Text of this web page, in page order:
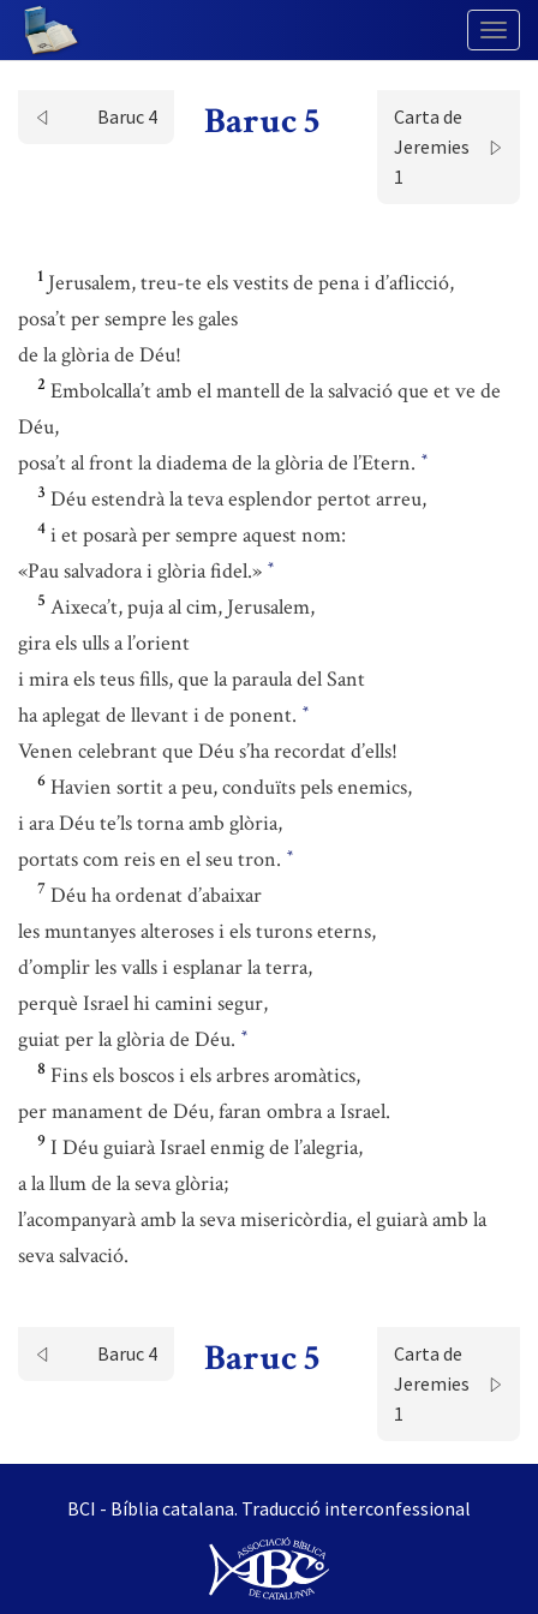
Baruc 4 Baruc 5
Carta de
Jeremies
1
1 Jerusalem, treu-te els vestits de pena i d’aflicció,
posa’t per sempre les gales
de la glòria de Déu!
2 Embolcalla’t amb el mantell de la salvació que et ve de
Déu,
posa’t al front la diadema de la glòria de l’Etern. *
3 Déu estendrà la teva esplendor pertot arreu,
4 i et posarà per sempre aquest nom:
«Pau salvadora i glòria fidel.» *
5 Aixeca’t, puja al cim, Jerusalem,
gira els ulls a l’orient
i mira els teus fills, que la paraula del Sant
ha aplegat de llevant i de ponent. *
Venen celebrant que Déu s’ha recordat d’ells!
6 Havien sortit a peu, conduïts pels enemics,
i ara Déu te’ls torna amb glòria,
portats com reis en el seu tron. *
7 Déu ha ordenat d’abaixar
les muntanyes alteroses i els turons eterns,
d’omplir les valls i esplanar la terra,
perquè Israel hi camini segur,
guiat per la glòria de Déu. *
8 Fins els boscos i els arbres aromàtics,
per manament de Déu, faran ombra a Israel.
9 I Déu guiarà Israel enmig de l’alegria,
a la llum de la seva glòria;
l’acompanyarà amb la seva misericòrdia, el guiarà amb la
seva salvació.
Baruc 4 Baruc 5
Carta de
Jeremies
1
BCI - Bíblia catalana. Traducció interconfessional